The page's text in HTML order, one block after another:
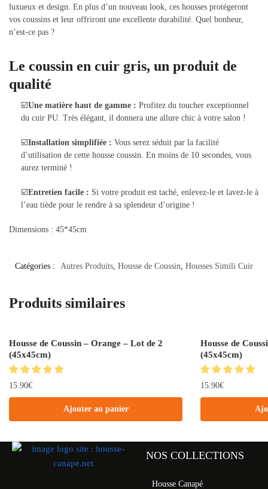
luxueux et design. En plus d’un nouveau look, ces housses protégeront
vos coussins et leur offriront une excellente durabilité. Quel bonheur,
n’est-ce pas ?
Le coussin en cuir gris, un produit de
qualité
☑️Une matière haut de gamme : Profitez du toucher exceptionnel
du cuir PU. Très élégant, il donnera une allure chic à votre salon !
☑️Installation simplifiée : Vous serez séduit par la facilité
d’utilisation de cette housse coussin. En moins de 10 secondes, vous
aurez terminé !
☑️Entretien facile : Si votre produit est taché, enlevez-le et lavez-le à
l’eau tiède pour le rendre à sa splendeur d’origine !
Dimensions : 45*45cm
Catégories : Autres Produits Housse de Coussin Housses Simili Cuir
Produits similaires
Housse de Coussin – Orange – Lot de 2
(45x45cm)
15.90€
Ajouter au panier
Housse de
(45x45cm)
15.90€
NOS COLLECTIONS
Housse Canapé